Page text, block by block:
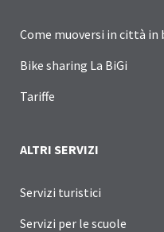
Come muoversi in città in
Bike sharing La BiGi
Tariffe
ALTRI SERVIZI
Servizi turistici
Servizi per le scuole